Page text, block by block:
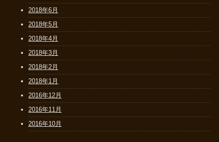
2018年6月
2018年5月
2018年4月
2018年3月
2018年2月
2018年1月
2016年12月
2016年11月
2016年10月